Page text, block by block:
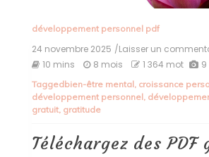
développement personnel pdf
24 novembre 2025 /Laisser un
10 mins 8 mois 1 364 mot 9
Taggedbien-être mental, croissance
développement personnel,
gratuit, gratitude
Téléchargez des